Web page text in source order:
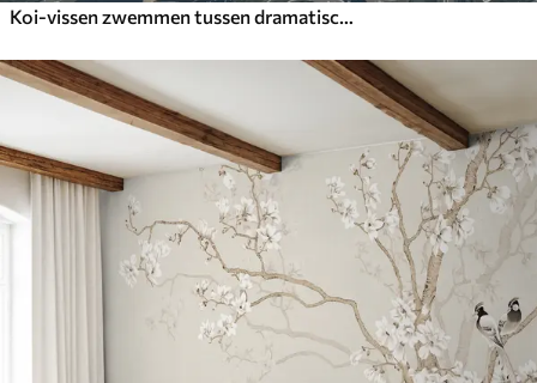
Koi-vissen zwemmen tussen dramatische oceaangolven